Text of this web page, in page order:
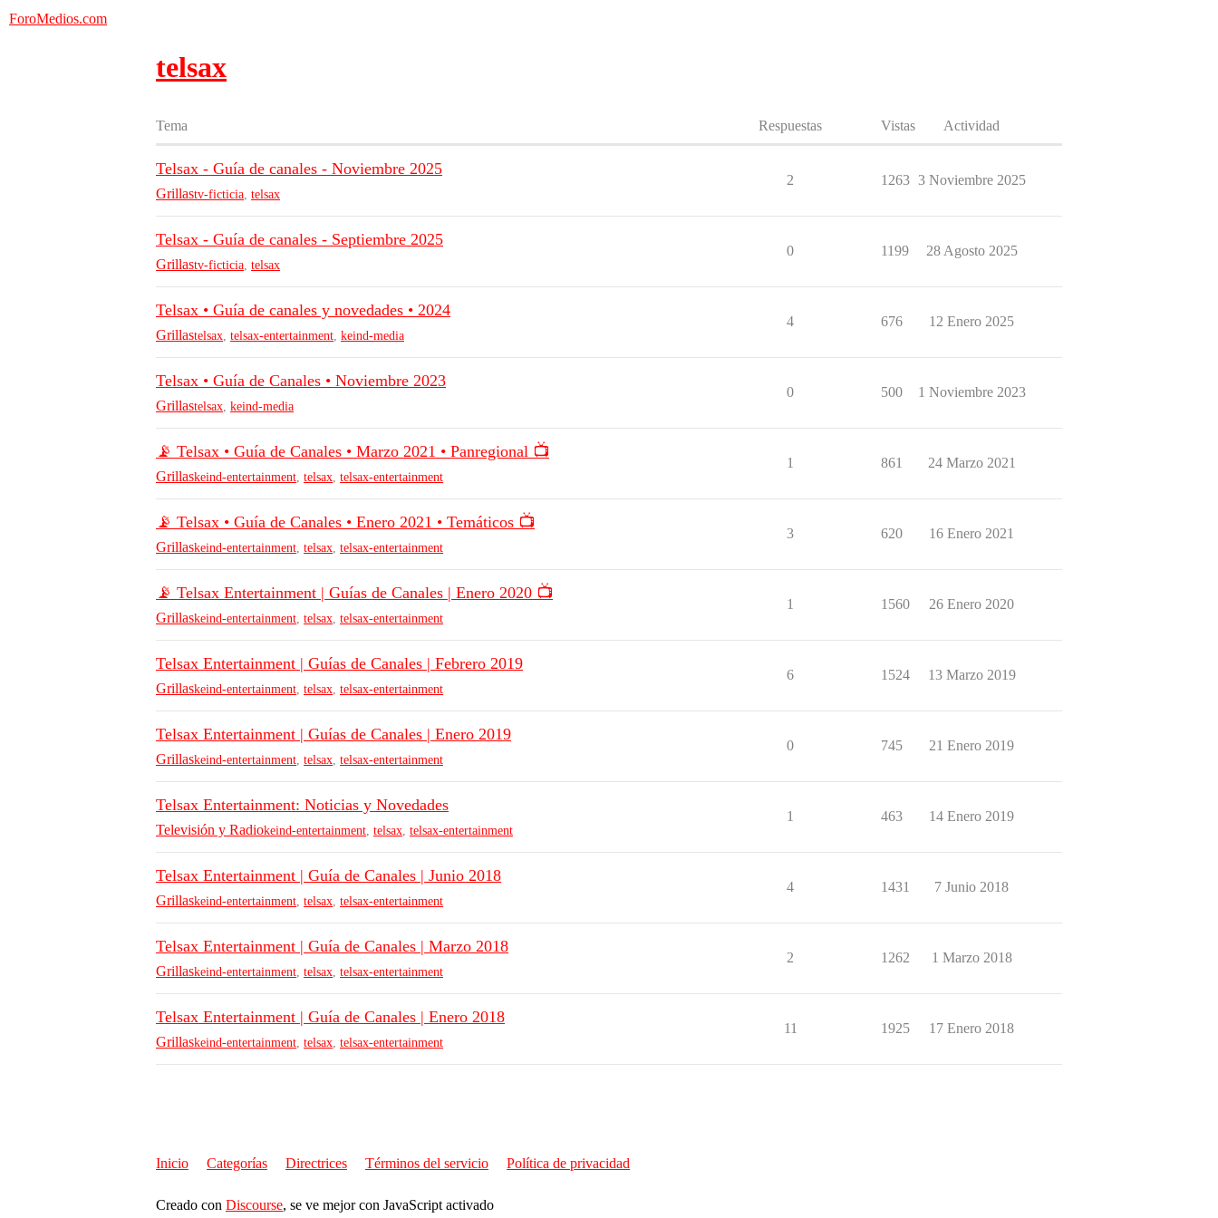
ForoMedios.com
telsax
Tema Respuestas Vistas Actividad
Telsax - Guía de canales - Noviembre 2025
Grillastv-ficticia telsax
2 1263 3 Noviembre 2025
Telsax - Guía de canales - Septiembre 2025
Grillastv-ficticia telsax
0 1199 28 Agosto 2025
Telsax • Guía de canales y novedades • 2024
Grillastelsax telsax-entertainment keind-media
4 676 12 Enero 2025
Telsax • Guía de Canales • Noviembre 2023
Grillastelsax keind-media
0 500 1 Noviembre 2023
📡 Telsax • Guía de Canales • Marzo 2021 • Panregional 📺
Grillaskeind-entertainment telsax telsax-entertainment
1 861 24 Marzo 2021
📡 Telsax • Guía de Canales • Enero 2021 • Temáticos 📺
Grillaskeind-entertainment telsax telsax-entertainment
3 620 16 Enero 2021
📡 Telsax Entertainment | Guías de Canales | Enero 2020 📺
Grillaskeind-entertainment telsax telsax-entertainment
1 1560 26 Enero 2020
Telsax Entertainment | Guías de Canales | Febrero 2019
Grillaskeind-entertainment telsax telsax-entertainment
6 1524 13 Marzo 2019
Telsax Entertainment | Guías de Canales | Enero 2019
Grillaskeind-entertainment telsax telsax-entertainment
0 745 21 Enero 2019
Telsax Entertainment: Noticias y Novedades
Televisión y Radiokeind-entertainment telsax telsax-entertainment
1 463 14 Enero 2019
Telsax Entertainment | Guía de Canales | Junio 2018
Grillaskeind-entertainment telsax telsax-entertainment
4 1431 7 Junio 2018
Telsax Entertainment | Guía de Canales | Marzo 2018
Grillaskeind-entertainment telsax telsax-entertainment
2 1262 1 Marzo 2018
Telsax Entertainment | Guía de Canales | Enero 2018
Grillaskeind-entertainment telsax telsax-entertainment
11 1925 17 Enero 2018
Inicio Categorías Directrices Términos del servicio Política de privacidad
Creado con Discourse, se ve mejor con JavaScript activado